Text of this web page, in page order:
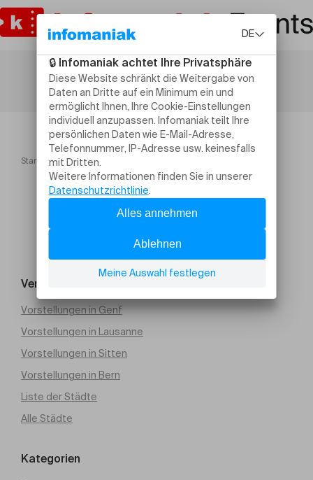
Startseite Côté Jardin avec Pauline Seiterle
Veranstaltung suchen
Vorstellungen in Genf
Vorstellungen in Lausanne
Vorstellungen in Sitten
Vorstellungen in Bern
Liste der Städte
Alle Städte
Kategorien